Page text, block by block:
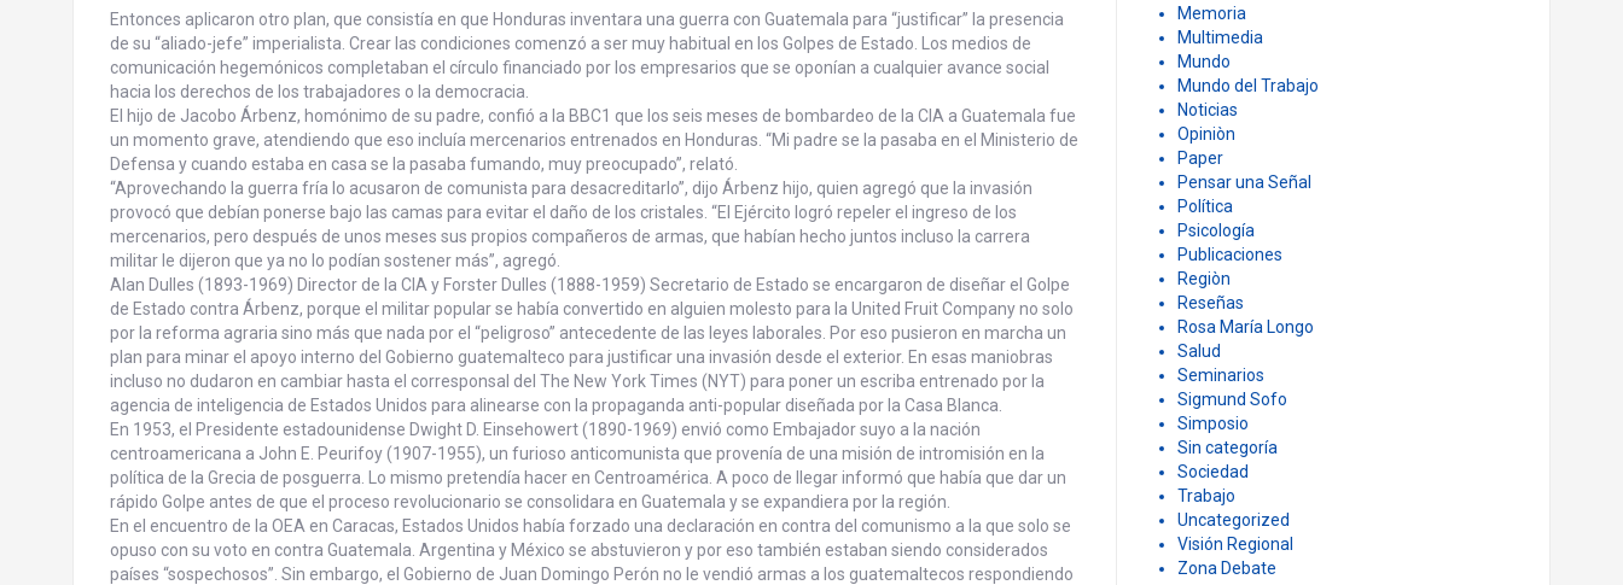
Entonces aplicaron otro plan, que consistía en que Honduras inventara una guerra con Guatemala para “justificar” la presencia
de su “aliado-jefe” imperialista. Crear las condiciones comenzó a ser muy habitual en los Golpes de Estado. Los medios de
comunicación hegemónicos completaban el círculo financiado por los empresarios que se oponían a cualquier avance social
hacia los derechos de los trabajadores o la democracia.
El hijo de Jacobo Árbenz, homónimo de su padre, confió a la BBC1 que los seis meses de bombardeo de la CIA a Guatemala fue
un momento grave, atendiendo que eso incluía mercenarios entrenados en Honduras. “Mi padre se la pasaba en el Ministerio de
Defensa y cuando estaba en casa se la pasaba fumando, muy preocupado”, relató.
“Aprovechando la guerra fría lo acusaron de comunista para desacreditarlo”, dijo Árbenz hijo, quien agregó que la invasión
provocó que debían ponerse bajo las camas para evitar el daño de los cristales. “El Ejército logró repeler el ingreso de los
mercenarios, pero después de unos meses sus propios compañeros de armas, que habían hecho juntos incluso la carrera
militar le dijeron que ya no lo podían sostener más”, agregó.
Alan Dulles (1893-1969) Director de la CIA y Forster Dulles (1888-1959) Secretario de Estado se encargaron de diseñar el Golpe
de Estado contra Árbenz, porque el militar popular se había convertido en alguien molesto para la United Fruit Company no solo
por la reforma agraria sino más que nada por el “peligroso” antecedente de las leyes laborales. Por eso pusieron en marcha un
plan para minar el apoyo interno del Gobierno guatemalteco para justificar una invasión desde el exterior. En esas maniobras
incluso no dudaron en cambiar hasta el corresponsal del The New York Times (NYT) para poner un escriba entrenado por la
agencia de inteligencia de Estados Unidos para alinearse con la propaganda anti-popular diseñada por la Casa Blanca.
En 1953, el Presidente estadounidense Dwight D. Einsehowert (1890-1969) envió como Embajador suyo a la nación
centroamericana a John E. Peurifoy (1907-1955), un furioso anticomunista que provenía de una misión de intromisión en la
política de la Grecia de posguerra. Lo mismo pretendía hacer en Centroamérica. A poco de llegar informó que había que dar un
rápido Golpe antes de que el proceso revolucionario se consolidara en Guatemala y se expandiera por la región.
En el encuentro de la OEA en Caracas, Estados Unidos había forzado una declaración en contra del comunismo a la que solo se
opuso con su voto en contra Guatemala. Argentina y México se abstuvieron y por eso también estaban siendo considerados
países “sospechosos”. Sin embargo, el Gobierno de Juan Domingo Perón no le vendió armas a los guatemaltecos respondiendo
Memoria
Multimedia
Mundo
Mundo del Trabajo
Noticias
Opiniòn
Paper
Pensar una Señal
Política
Psicología
Publicaciones
Regiòn
Reseñas
Rosa María Longo
Salud
Seminarios
Sigmund Sofo
Simposio
Sin categoría
Sociedad
Trabajo
Uncategorized
Visión Regional
Zona Debate